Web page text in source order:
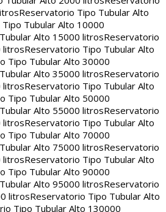
Reservatorio Tipo Tubular Alto
Tubular Alto 10000
Alto 15000 litrosReservatorio
litrosReservatorio Tipo Tubular Alto
Tipo Tubular Alto 30000
Alto 35000 litrosReservatorio
litrosReservatorio Tipo Tubular Alto
Tipo Tubular Alto 50000
Alto 55000 litrosReservatorio
litrosReservatorio Tipo Tubular Alto
Tipo Tubular Alto 70000
Alto 75000 litrosReservatorio
litrosReservatorio Tipo Tubular Alto
Tipo Tubular Alto 90000
Alto 95000 litrosReservatorio
litrosReservatorio Tipo Tubular Alto
Tipo Tubular Alto 130000